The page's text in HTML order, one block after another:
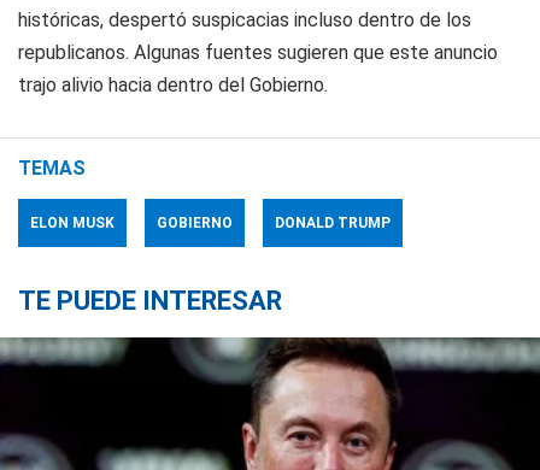
históricas, despertó suspicacias incluso dentro de los
republicanos. Algunas fuentes sugieren que este anuncio
trajo alivio hacia dentro del Gobierno.
TEMAS
ELON MUSK GOBIERNO DONALD TRUMP
TE PUEDE INTERESAR